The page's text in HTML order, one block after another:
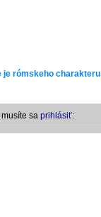
je rómskeho charakteru
sa prihlásiť: